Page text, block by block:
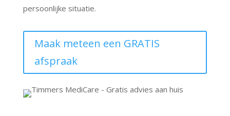
persoonlijke situatie.
Maak meteen een GRATIS
afspraak